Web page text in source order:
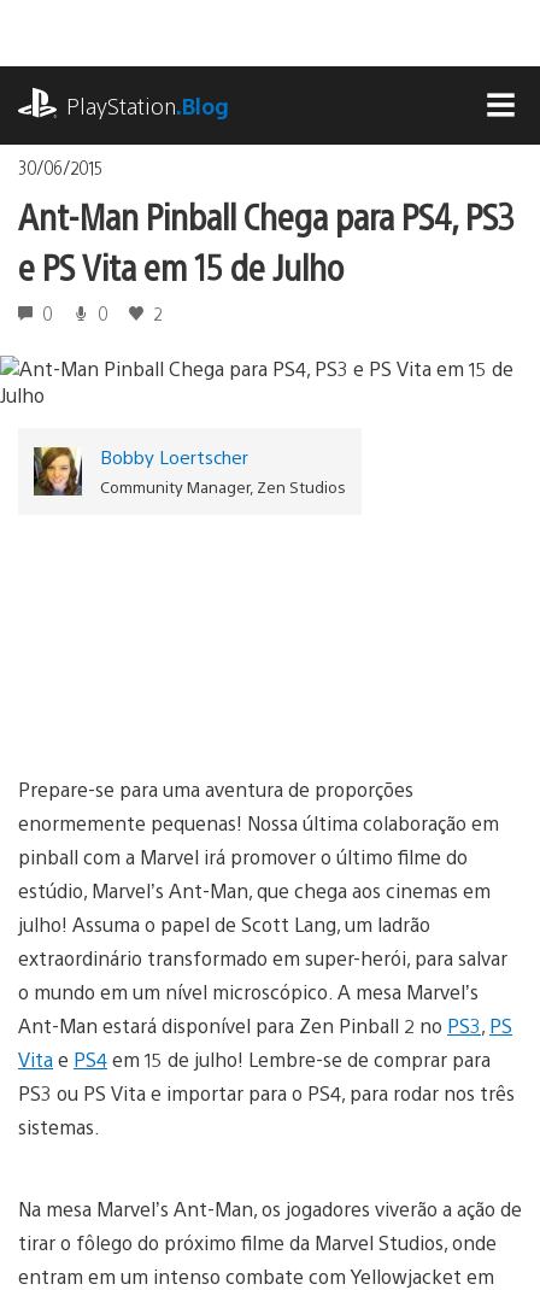
o
conteúdoPlayStation.Blog
30/06/2015
Ant-Man Pinball Chega para PS4, PS3
e PS Vita em 15 de Julho
0 0 2
Bobby Loertscher
Community Manager, Zen Studios
Prepare-se para uma aventura de proporções
enormemente pequenas! Nossa última colaboração em
pinball com a Marvel irá promover o último filme do
estúdio, Marvel’s Ant-Man, que chega aos cinemas em
julho! Assuma o papel de Scott Lang, um ladrão
extraordinário transformado em super-herói, para salvar
o mundo em um nível microscópico. A mesa Marvel’s
Ant-Man estará disponível para Zen Pinball 2 no PS3, PS
Vitae PS4em 15 de julho! Lembre-se de comprar para
PS3 ou PS Vita e importar para o PS4, para rodar nos três
sistemas.
Na mesa Marvel’s Ant-Man, os jogadores viverão a ação de
tirar o fôlego do próximo filme da Marvel Studios, onde
entram em um intenso combate com Yellowjacket em